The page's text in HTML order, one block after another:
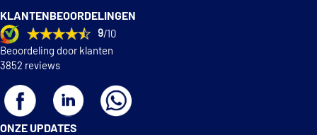
KLANTENBEOORDELINGEN
9/10
Beoordeling door klanten
3852 reviews
ONZE UPDATES